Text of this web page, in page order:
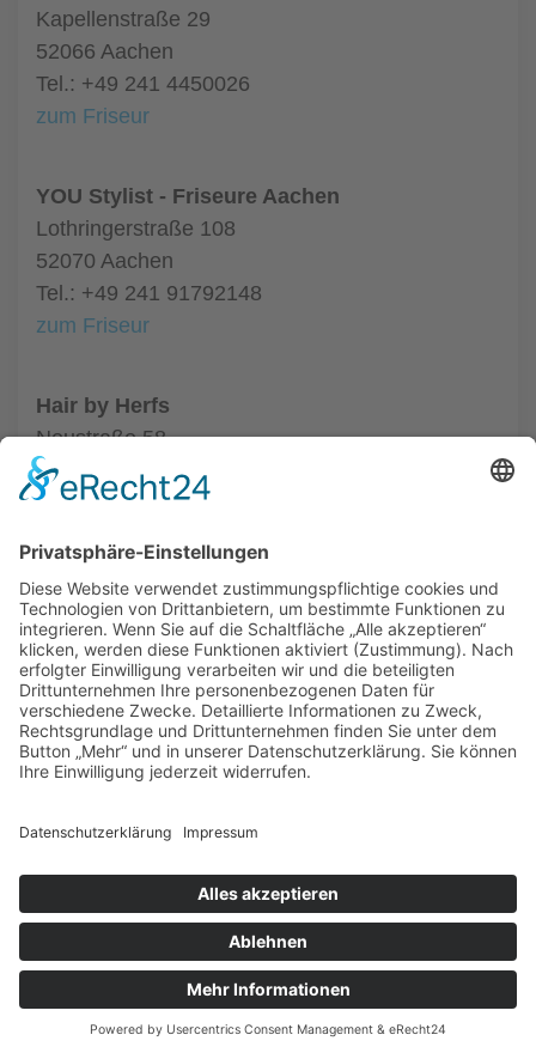
Kapellenstraße 29
52066 Aachen
Tel.: +49 241 4450026
zum Friseur
YOU Stylist - Friseure Aachen
Lothringerstraße 108
52070 Aachen
Tel.: +49 241 91792148
zum Friseur
Hair by Herfs
Neustraße 58
52066 Aachen
Tel.: +49 241 63342
ALLGEMEIN
FRISEURE
FRISEURE
FRISEURE
© Copyright Mein-Friseur.net 2026